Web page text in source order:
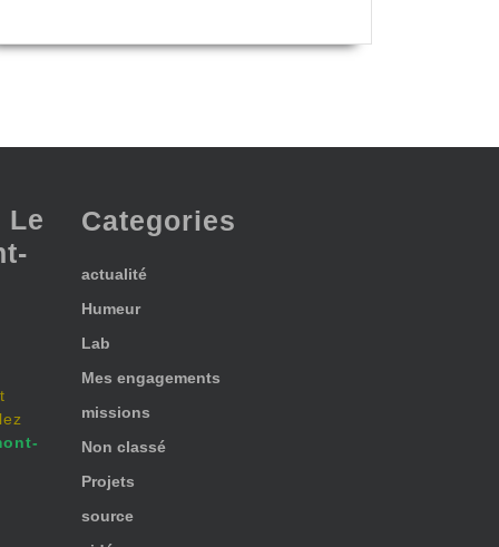
Le
Categories
actualité
Humeur
Lab
Mes engagements
missions
Non classé
Projets
source